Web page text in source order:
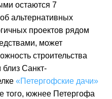
остаются 7
альтернативных
проектов рядом
может
строительства
Санкт-
«Петергофские дачи»
того, южнее Петергофа